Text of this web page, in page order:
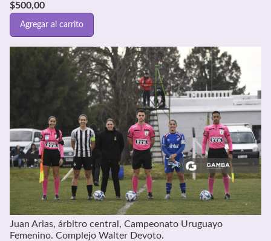
$500,00
Agregar al carrito
Juan Arias, árbitro central, Campeonato Uruguayo
Femenino. Complejo Walter Devoto.